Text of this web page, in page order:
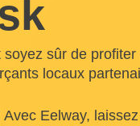
sûr de
locaux
Eelway,